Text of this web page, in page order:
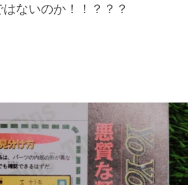
はないのか！！？？？